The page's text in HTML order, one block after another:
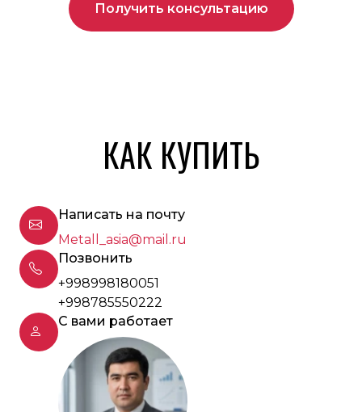
Получить консультацию
КАК КУПИТЬ
Написать на почту
Metall_asia@mail.ru
Позвонить
+998998180051
+998785550222
С вами работает